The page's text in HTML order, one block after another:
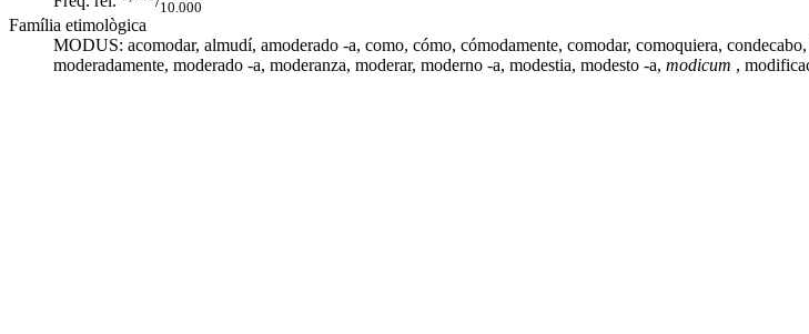
10.000
Família etimològica
MODUS: acomodar, almudí, amoderado -a, como, cómo, cómodamente, comodar, comoquiera,
moderadamente, moderado -a, moderanza, moderar, moderno -a, modestia, modesto -a, modicum ,